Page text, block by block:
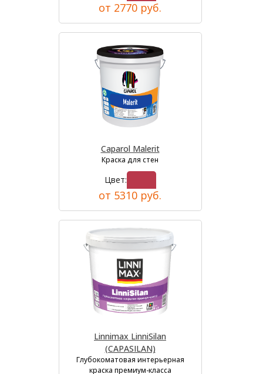
от 2770 руб.
Caparol Malerit
Краска для стен
Цвет:
от 5310 руб.
Linnimax LinniSilan
(CAPASILAN)
Глубокоматовая интерьерная
краска премиум-класса